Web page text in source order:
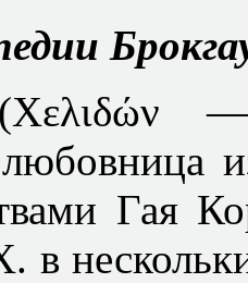
(Χελιδών
любовница
Гая
в